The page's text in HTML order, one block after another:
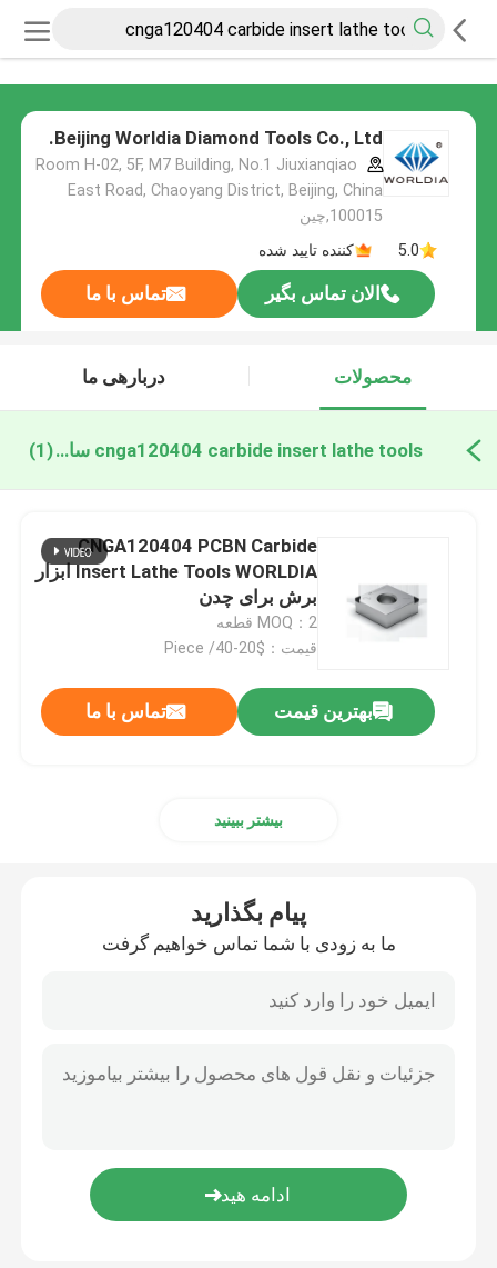
Beijing Worldia Diamond Tools Co., Ltd.
Room H-02, 5F, M7 Building, No.1 Jiuxianqiao
East Road, Chaoyang District, Beijing, China
100015,چین
5.0
کننده تایید شده
الان تماس بگیر تماس با ما
محصولات دربارهی ما
cnga120404 carbide insert lathe tools ساخت آنلاین(1)
CNGA120404 PCBN Carbide
Insert Lathe Tools WORLDIA ابزار
برش برای چدن
MOQ：2 قطعه
قیمت：$20-40/ Piece
بهترین قیمت تماس با ما
بیشتر ببینید
پیام بگذارید
ما به زودی با شما تماس خواهیم گرفت